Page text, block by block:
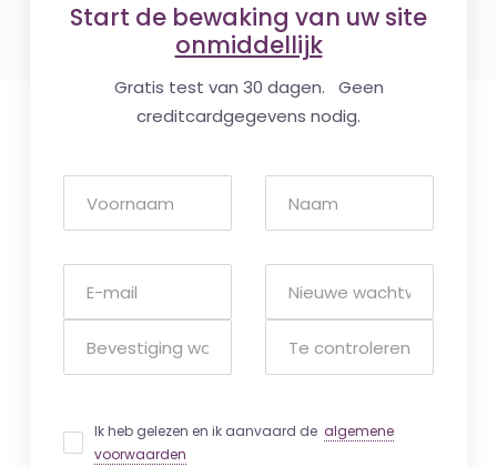
Start de bewaking van uw site
onmiddellijk
Gratis test van 30 dagen. Geen
creditcardgegevens nodig.
Ik heb gelezen en ik aanvaard de algemene
voorwaarden